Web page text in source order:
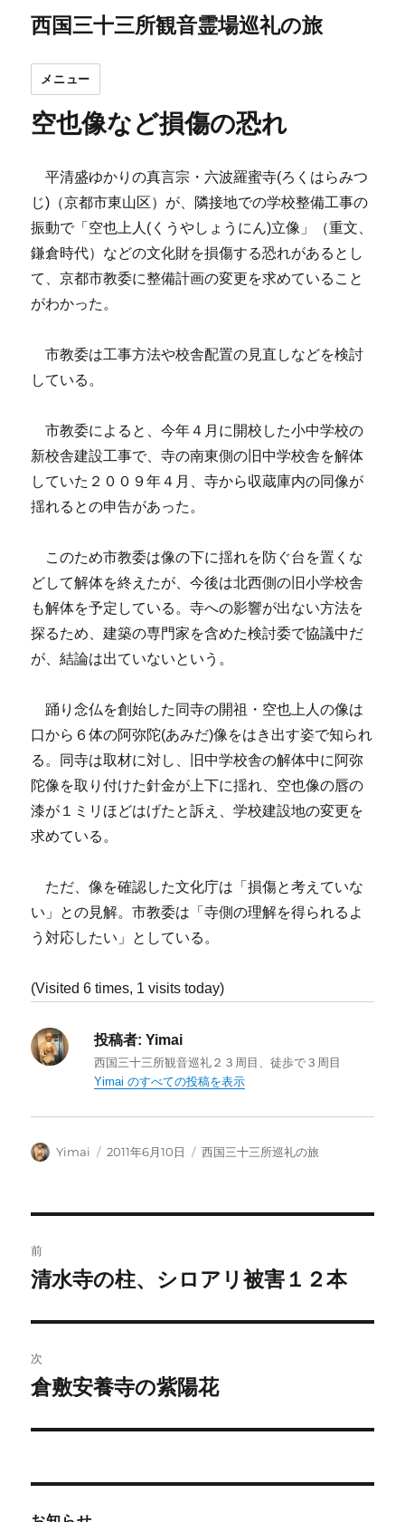
西国三十三所観音霊場巡礼の旅
メニュー
空也像など損傷の恐れ
平清盛ゆかりの真言宗・六波羅蜜寺(ろくはらみつ
じ)（京都市東山区）が、隣接地での学校整備工事の
振動で「空也上人(くうやしょうにん)立像」（重文、
鎌倉時代）などの文化財を損傷する恐れがあるとし
て、京都市教委に整備計画の変更を求めていること
がわかった。
市教委は工事方法や校舎配置の見直しなどを検討
している。
市教委によると、今年４月に開校した小中学校の
新校舎建設工事で、寺の南東側の旧中学校舎を解体
していた２００９年４月、寺から収蔵庫内の同像が
揺れるとの申告があった。
このため市教委は像の下に揺れを防ぐ台を置くな
どして解体を終えたが、今後は北西側の旧小学校舎
も解体を予定している。寺への影響が出ない方法を
探るため、建築の専門家を含めた検討委で協議中だ
が、結論は出ていないという。
踊り念仏を創始した同寺の開祖・空也上人の像は
口から６体の阿弥陀(あみだ)像をはき出す姿で知られ
る。同寺は取材に対し、旧中学校舎の解体中に阿弥
陀像を取り付けた針金が上下に揺れ、空也像の唇の
漆が１ミリほどはげたと訴え、学校建設地の変更を
求めている。
ただ、像を確認した文化庁は「損傷と考えていな
い」との見解。市教委は「寺側の理解を得られるよ
う対応したい」としている。
(Visited 6 times, 1 visits today)
投稿者: Yimai
西国三十三所観音巡礼２３周目、徒歩で３周目
Yimai のすべての投稿を表示
投
Yimai
投
2011年6月10日
カ
西国三十三所巡礼の旅
稿
ビ
ゲ
ー
前
前
投
稿:
清水寺の柱、シロアリ被害１２本
次
次
投
倉敷安養寺の紫陽花